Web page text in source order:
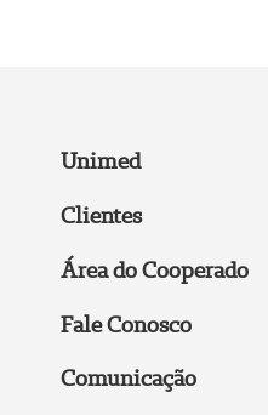
Unimed
Clientes
Área do Cooperado
Fale Conosco
Comunicação